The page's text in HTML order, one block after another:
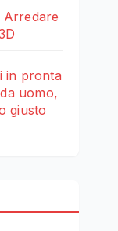
Arredare
in pronta
uomo,
giusto